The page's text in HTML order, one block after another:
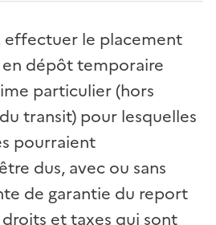
effectuer le placement
dépôt temporaire
particulier (hors
transit) pour lesquelles
pourraient
dus, avec ou sans
de garantie du report
et taxes qui sont